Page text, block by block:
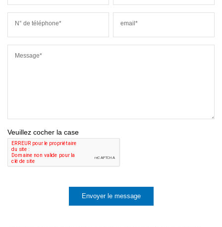
N° de téléphone* email*
Message*
Veuillez cocher la case
Envoyer le message